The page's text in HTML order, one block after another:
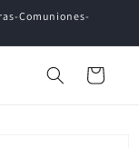
Comuniones-
Carrito